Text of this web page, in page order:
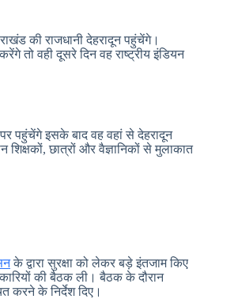
की राजधानी देहरादून पहुंचेंगे।
तो वही दूसरे दिन वह राष्ट्रीय इंडियन
पर पहुंचेंगे इसके बाद वह वहां से देहरादून
छात्रों और वैज्ञानिकों से मुलाकात
के द्वारा सुरक्षा को लेकर बड़े इंतजाम किए
की बैठक ली। बैठक के दौरान
करने के निर्देश दिए।